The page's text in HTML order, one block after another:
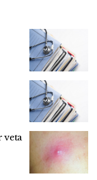
veta